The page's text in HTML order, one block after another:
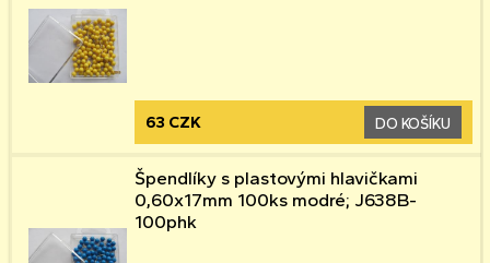
63 CZK DO KOŠÍKU
Špendlíky s plastovými hlavičkami
0,60x17mm 100ks modré; J638B-
100phk